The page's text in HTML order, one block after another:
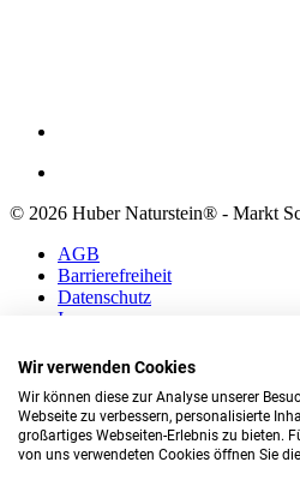
© 2026 Huber Naturstein® - Markt
AGB
Barrierefreiheit
Datenschutz
Impressum
AGB
Datenschutz
Impressum
© 2026 Huber Naturstein®
Wir verwenden Cookies
Wir können diese zur Analyse unserer
Webseite zu verbessern, personalisierte
großartiges Webseiten-Erlebnis zu bieten.
von uns verwendeten Cookies öffnen Sie